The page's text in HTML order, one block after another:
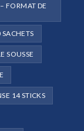
FORMAT DE
SOUSSE
14 STICKS